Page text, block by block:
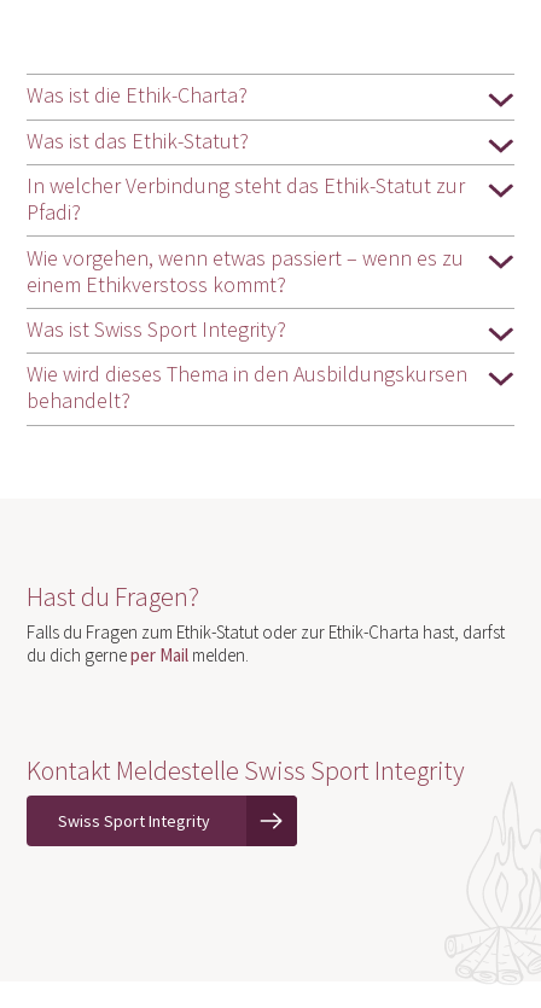
Was ist die Ethik-Charta?
Was ist das Ethik-Statut?
In welcher Verbindung steht das Ethik-Statut zur
Pfadi?
Wie vorgehen, wenn etwas passiert – wenn es zu
einem Ethikverstoss kommt?
Was ist Swiss Sport Integrity?
Wie wird dieses Thema in den Ausbildungskursen
behandelt?
Hast du Fragen?
Falls du Fragen zum Ethik-Statut oder zur Ethik-Charta hast, darfst
du dich gerneper Mail melden.
Kontakt Meldestelle Swiss Sport Integrity
Swiss Sport Integrity